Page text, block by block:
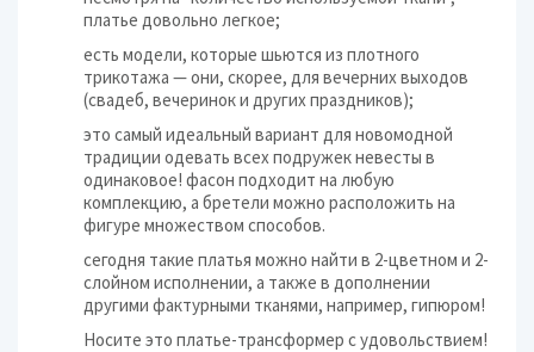
платье довольно легкое;
есть модели, которые шьются из плотного
трикотажа — они, скорее, для вечерних выходов
(свадеб, вечеринок и других праздников);
это самый идеальный вариант для новомодной
традиции одевать всех подружек невесты в
одинаковое! фасон подходит на любую
комплекцию, а бретели можно расположить на
фигуре множеством способов.
сегодня такие платья можно найти в 2-цветном и 2-
слойном исполнении, а также в дополнении
другими фактурными тканями, например, гипюром!
Носите это платье-трансформер с удовольствием!